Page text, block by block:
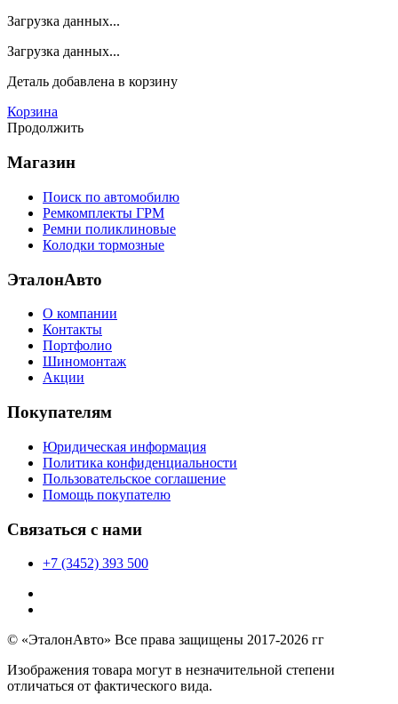
Загрузка данных...
Загрузка данных...
Деталь добавлена в корзину
Корзина
Продолжить
Магазин
Поиск по автомобилю
Ремкомплекты ГРМ
Ремни поликлиновые
Колодки тормозные
ЭталонАвто
О компании
Контакты
Портфолио
Шиномонтаж
Акции
Покупателям
Юридическая информация
Политика конфиденциальности
Пользовательское соглашение
Помощь покупателю
Связаться с нами
+7 (3452) 393 500
© «ЭталонАвто» Все права защищены 2017-2026 гг
Изображения товара могут в незначительной степени
отличаться от фактического вида.